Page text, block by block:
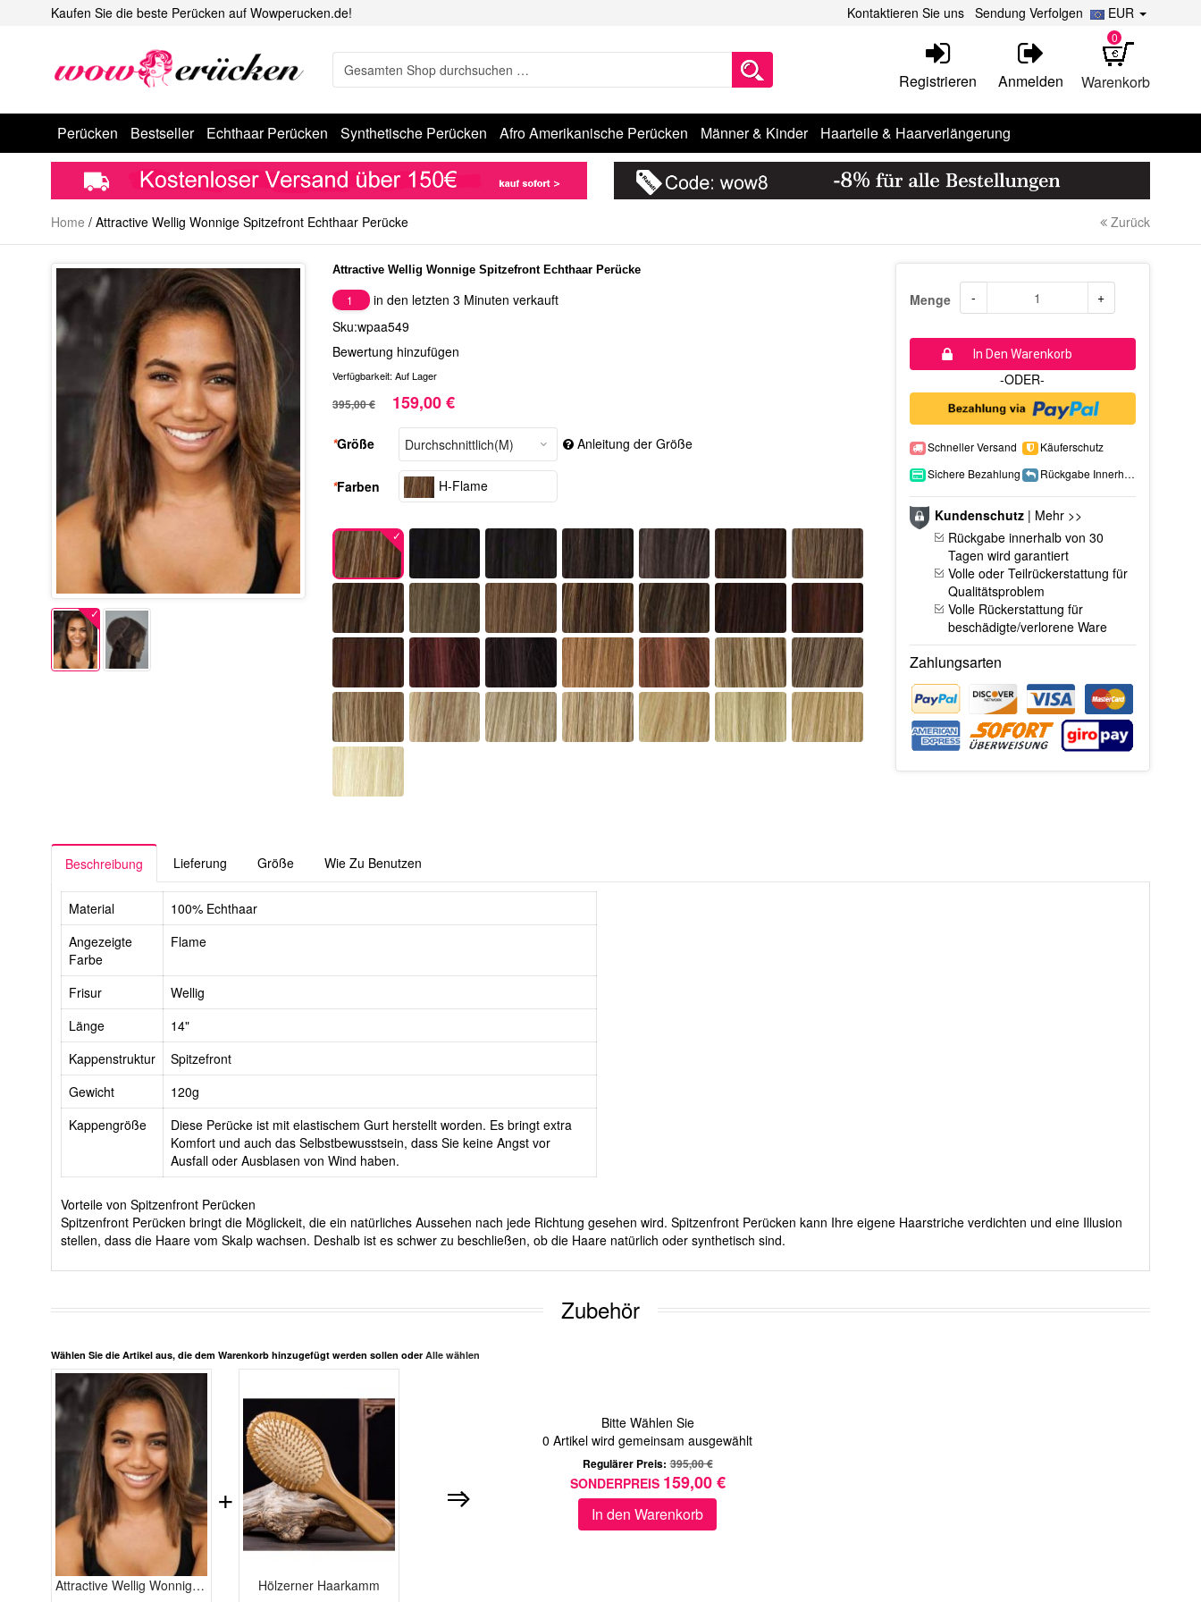
Kaufen Sie die beste Perücken auf Wowperucken.de! EUR
Kontaktieren Sie uns Sendung Verfolgen
Warenkorb
0
Registrieren Anmelden
Perücken Bestseller Echthaar Perücken Synthetische Perücken Afro Amerikanische Perücken Männer & Kinder Haarteile & Haarverlängerung
Home / Attractive Wellig Wonnige Spitzefront Echthaar Perücke Zurück
Attractive Wellig Wonnige Spitzefront Echthaar Perücke
1
in den letzten 3 Minuten verkauft
Sku:wpaa549
Bewertung hinzufügen
Verfügbarkeit: Auf Lager
395,00 € 159,00 €
*Größe Anleitung der Größe
*Farben H-Flame
Menge - +
In Den Warenkorb
-ODER-
Schneller Versand
Käuferschutz
Sichere Bezahlung
Rückgabe Innerhalb 15 Tage
Kundenschutz| Mehr >>
Rückgabe innerhalb von 30
Tagen wird garantiert
Volle oder Teilrückerstattung für
Qualitätsproblem
Volle Rückerstattung für
beschädigte/verlorene Ware
Zahlungsarten
Beschreibung Lieferung Größe Wie Zu Benutzen
Material
100% Echthaar
Angezeigte
Farbe
Flame
Frisur
Wellig
Länge
14"
Kappenstruktur
Spitzefront
Gewicht
120g
Kappengröße
Diese Perücke ist mit elastischem Gurt herstellt worden. Es bringt extra
Komfort und auch das Selbstbewusstsein, dass Sie keine Angst vor
Ausfall oder Ausblasen von Wind haben.
Vorteile von Spitzenfront Perücken
Spitzenfront Perücken bringt die Möglickeit, die ein natürliches Aussehen nach jede Richtung gesehen wird. Spitzenfront Perücken kann Ihre eigene Haarstriche verdichten und eine Illusion
stellen, dass die Haare vom Skalp wachsen. Deshalb ist es schwer zu beschließen, ob die Haare natürlich oder synthetisch sind.
Zubehör
Wählen Sie die Artikel aus, die dem Warenkorb hinzugefügt werden sollen oder Alle wählen
Attractive Wellig Wonnige Spitzefront Echthaar Perücke Hölzerner Haarkamm
+
Bitte Wählen Sie
0 Artikel wird gemeinsam ausgewählt
Regulärer Preis: 395,00 €
SONDERPREIS 159,00 €
In den Warenkorb